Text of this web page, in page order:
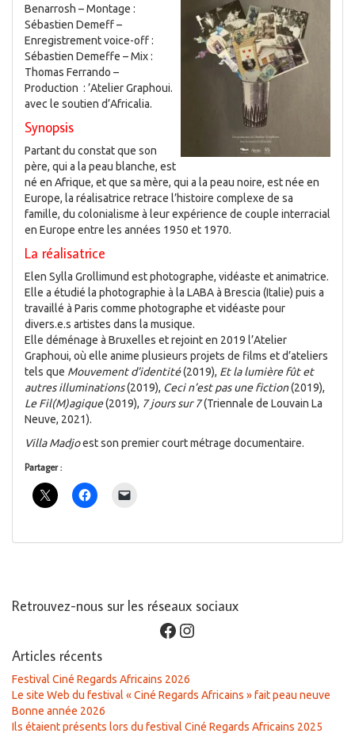
Benarrosh – Montage :
Sébastien Demeff –
Enregistrement voice-off :
Sébastien Demeffe – Mix :
Thomas Ferrando –
Production : ’Atelier Graphoui.
avec le soutien d’Africalia.
Synopsis
Partant du constat que son
père, qui a la peau blanche, est
né en Afrique, et que sa mère, qui a la peau noire, est née en
Europe, la réalisatrice retrace l’histoire complexe de sa
famille, du colonialisme à leur expérience de couple interracial
en Europe entre les années 1950 et 1970.
La réalisatrice
Elen Sylla Grollimund est photographe, vidéaste et animatrice.
Elle a étudié la photographie à la LABA à Brescia (Italie) puis a
travaillé à Paris comme photographe et vidéaste pour
divers.e.s artistes dans la musique.
Elle déménage à Bruxelles et rejoint en 2019 l’Atelier
Graphoui, où elle anime plusieurs projets de films et d’ateliers
tels que Mouvement d’identité(2019), Et la lumière fût et
autres illuminations(2019), Ceci n’est pas une fiction(2019),
Le Fil(M)agique(2019), 7 jours sur 7(Triennale de Louvain La
Neuve, 2021).
Villa Madjoest son premier court métrage documentaire.
Partager :
Retrouvez-nous sur les réseaux sociaux
Facebook
Instagram
Articles récents
Festival Ciné Regards Africains 2026
Le site Web du festival « Ciné Regards Africains » fait peau neuve
Bonne année 2026
Ils étaient présents lors du festival Ciné Regards Africains 2025